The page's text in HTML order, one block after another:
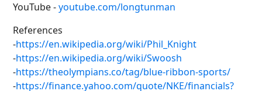
YouTube -youtube.com/longtunman
References
-https://en.wikipedia.org/wiki/Phil_Knight
-https://en.wikipedia.org/wiki/Swoosh
-https://theolympians.co/tag/blue-ribbon-sports/
-https://finance.yahoo.com/quote/NKE/financials?